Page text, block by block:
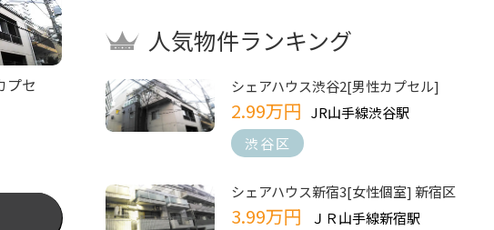
プセ
人気物件ランキング
シェアハウス渋谷2[男性カプセル]
2.99万円 JR山手線渋谷駅
渋谷区
シェアハウス新宿3[女性個室] 新宿区
3.99万円
ＪＲ山手線新宿駅